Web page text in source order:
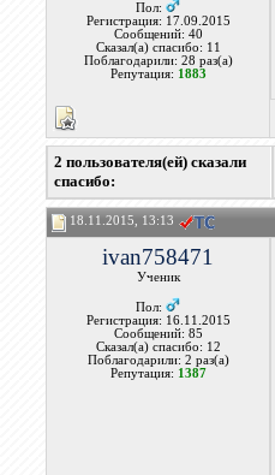
Пол:
Регистрация: 17.09.2015
Сообщений: 40
Сказал(а) спасибо: 11
Поблагодарили: 28 раз(а)
Репутация: 1883
2 пользователя(ей) сказали
cпасибо:
18.11.2015, 13:13
ivan758471
Ученик
Пол:
Регистрация: 16.11.2015
Сообщений: 85
Сказал(а) спасибо: 12
Поблагодарили: 2 раз(а)
Репутация: 1387